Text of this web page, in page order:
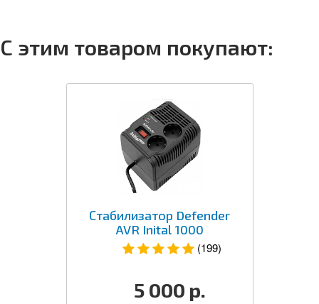
С этим товаром покупают:
Стабилизатор Defender
AVR Inital 1000
(199)
5 000 р.